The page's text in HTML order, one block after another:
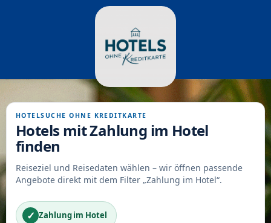
HOTELSUCHE OHNE KREDITKARTE
Hotels mit Zahlung im Hotel
finden
Reiseziel und Reisedaten wählen – wir öffnen passende
Angebote direkt mit dem Filter „Zahlung im Hotel“.
✓ Zahlung im Hotel